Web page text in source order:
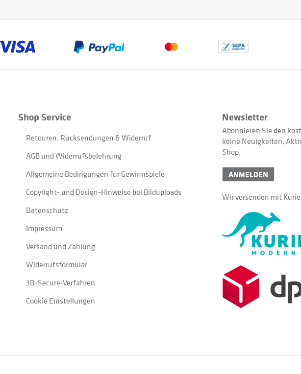
Shop Service
Retouren, Rücksendungen & Widerruf
AGB und Widerrufsbelehrung
Allgemeine Bedingungen für Gewinnspiele
Copyright- und Design-Hinweise bei Bilduploads
Datenschutz
Impressum
Versand und Zahlung
Widerrufsformular
3D-Secure-Verfahren
Cookie Einstellungen
Newsletter
Abonnieren Sie den
keine Neuigkeiten,
Shop.
ANMELDEN
Wir versenden mit